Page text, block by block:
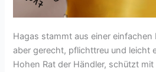
Hagas stammt aus einer einfachen
aber gerecht, pflichttreu und leicht
Hohen Rat der Händler, schützt